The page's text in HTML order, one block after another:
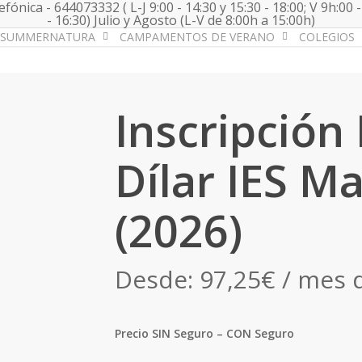
- 644073332 ( L-J 9:00 - 14:30 y 15:30 - 18:00; V 9h:00
- 16:30) Julio y Agosto (L-V de 8:00h a 15:00h)
SUMMERNATURA CAMPAMENTOS DE VERANO COLEGIOS
Dílar IES
(2026)
Desde: 97,25€ / mes
Precio SIN Seguro – CON Seguro